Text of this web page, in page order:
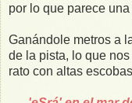
por lo que parece
Ganándole metros a
de la pista, lo que
rato con altas